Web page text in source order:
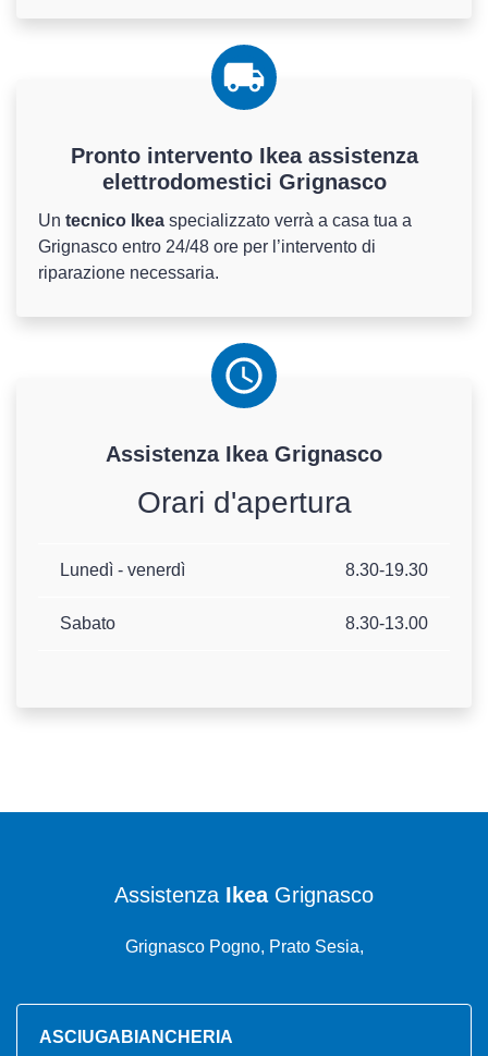
Pronto intervento Ikea assistenza
elettrodomestici Grignasco
Un tecnico Ikea specializzato verrà a casa tua a
Grignasco entro 24/48 ore per l’intervento di
riparazione necessaria.
Assistenza IkeaGrignasco
Orari d'apertura
Lunedì - venerdì 8.30-19.30
Sabato 8.30-13.00
Assistenza IkeaGrignasco
Grignasco Pogno, Prato Sesia,
ASCIUGABIANCHERIA